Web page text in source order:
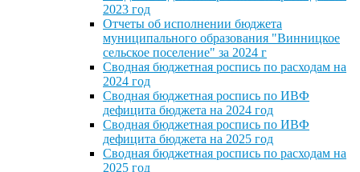
2023 год
Отчеты об исполнении бюджета
муниципального образования "Винницкое
сельское поселение" за 2024 г
Сводная бюджетная роспись по расходам на
2024 год
Сводная бюджетная роспись по ИВФ
дефицита бюджета на 2024 год
Сводная бюджетная роспись по ИВФ
дефицита бюджета на 2025 год
Сводная бюджетная роспись по расходам на
2025 год